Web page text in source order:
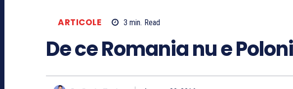
ARTICOLE 3 min. Read
De ce Romania nu e